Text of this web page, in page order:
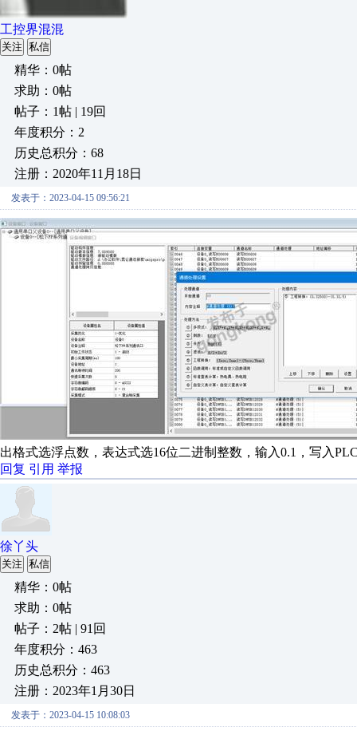
工控界混混
关注 私信
精华：0帖
求助：0帖
帖子：1帖 | 19回
年度积分：2
历史总积分：68
注册：2020年11月18日
发表于：2023-04-15 09:56:21
出格式选浮点数，表达式选16位二进制整数，输入0.1，写入
回复 引用 举报
徐丫头
关注 私信
精华：0帖
求助：0帖
帖子：2帖 | 91回
年度积分：463
历史总积分：463
注册：2023年1月30日
发表于：2023-04-15 10:08:03